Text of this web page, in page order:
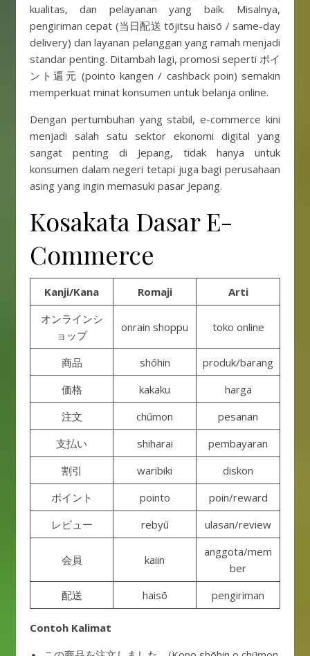
kualitas, dan pelayanan yang baik. Misalnya,
pengiriman cepat (当日配送 tōjitsu haisō / same-day
delivery) dan layanan pelanggan yang ramah menjadi
standar penting. Ditambah lagi, promosi seperti ポイ
ント還元 (pointo kangen / cashback poin) semakin
memperkuat minat konsumen untuk belanja online.
Dengan pertumbuhan yang stabil, e-commerce kini
menjadi salah satu sektor ekonomi digital yang
sangat penting di Jepang, tidak hanya untuk
konsumen dalam negeri tetapi juga bagi perusahaan
asing yang ingin memasuki pasar Jepang.
Kosakata Dasar E-
Commerce
Kanji/Kana Romaji
Arti
オンラインシ
ョップ
onrain shoppu toko online
商品 shōhin
produk/barang
価格
kakaku
harga
注文
chūmon
pesanan
支払い
shiharai
pembayaran
割引
waribiki
diskon
ポイント
pointo
poin/reward
レビュー
rebyū ulasan/review
会員 kaiin
anggota/mem
ber
配送
haisō pengiriman
Contoh Kalimat